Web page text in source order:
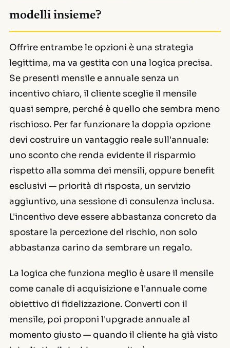
modelli insieme?
Offrire entrambe le opzioni è una strategia
legittima, ma va gestita con una logica precisa.
Se presenti mensile e annuale senza un
incentivo chiaro, il cliente sceglie il mensile
quasi sempre, perché è quello che sembra meno
rischioso. Per far funzionare la doppia opzione
devi costruire un vantaggio reale sull'annuale:
uno sconto che renda evidente il risparmio
rispetto alla somma dei mensili, oppure benefit
esclusivi — priorità di risposta, un servizio
aggiuntivo, una sessione di consulenza inclusa.
L'incentivo deve essere abbastanza concreto da
spostare la percezione del rischio, non solo
abbastanza carino da sembrare un regalo.
La logica che funziona meglio è usare il mensile
come canale di acquisizione e l'annuale come
obiettivo di fidelizzazione. Converti con il
mensile, poi proponi l'upgrade annuale al
momento giusto — quando il cliente ha già visto